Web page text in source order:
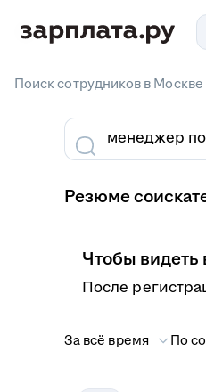
Поиск сотрудников в Москве
Резюме
Чтобы видеть
После
За всё время По